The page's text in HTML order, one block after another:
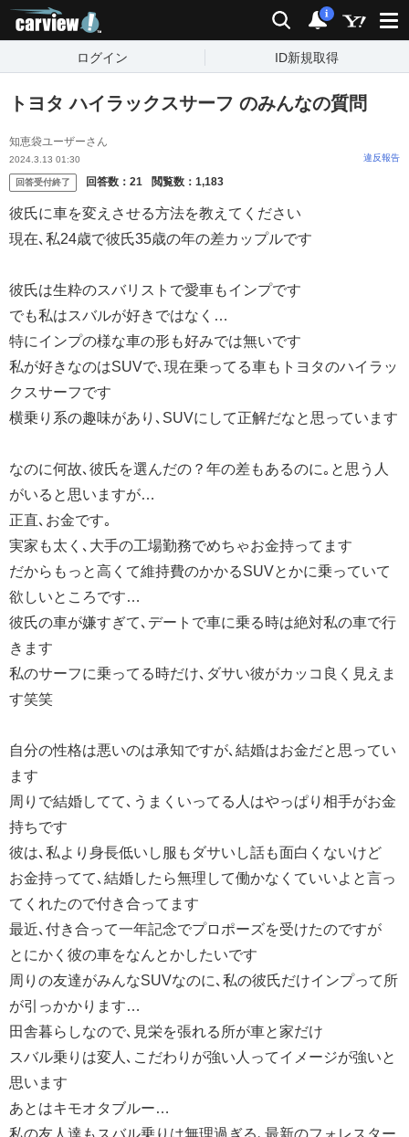
検索 通知
i
ログイン ID新規取得
トヨタ ハイラックスサーフ のみんなの質問
知恵袋ユーザーさん
2024.3.13 01:30 違反報告
回答受付終了 回答数： 21 閲覧数： 1,183
彼氏に車を変えさせる方法を教えてください
現在､私24歳で彼氏35歳の年の差カップルです
彼氏は生粋のスバリストで愛車もインプです
でも私はスバルが好きではなく…
特にインプの様な車の形も好みでは無いです
私が好きなのはSUVで､現在乗ってる車もトヨタのハイラッ
クスサーフです
横乗り系の趣味があり､SUVにして正解だなと思っています
なのに何故､彼氏を選んだの？年の差もあるのに｡と思う人
がいると思いますが…
正直､お金です｡
実家も太く､大手の工場勤務でめちゃお金持ってます
だからもっと高くて維持費のかかるSUVとかに乗っていて
欲しいところです…
彼氏の車が嫌すぎて､デートで車に乗る時は絶対私の車で行
きます
私のサーフに乗ってる時だけ､ダサい彼がカッコ良く見えま
す笑笑
自分の性格は悪いのは承知ですが､結婚はお金だと思ってい
ます
周りで結婚してて､うまくいってる人はやっぱり相手がお金
持ちです
彼は､私より身長低いし服もダサいし話も面白くないけど
お金持ってて､結婚したら無理して働かなくていいよと言っ
てくれたので付き合ってます
最近､付き合って一年記念でプロポーズを受けたのですが
とにかく彼の車をなんとかしたいです
周りの友達がみんなSUVなのに､私の彼氏だけインプって所
が引っかかります…
田舎暮らしなので､見栄を張れる所が車と家だけ
スバル乗りは変人､こだわりが強い人ってイメージが強いと
思います
あとはキモオタブルー…
私の友人達もスバル乗りは無理過ぎる､最新のフォレスター